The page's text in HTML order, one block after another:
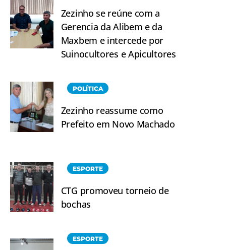
Zezinho se reúne com a
Gerencia da Alibem e da
Maxbem e intercede por
Suinocultores e Apicultores
POLÍTICA
Zezinho reassume como
Prefeito em Novo Machado
ESPORTE
CTG promoveu torneio de
bochas
ESPORTE